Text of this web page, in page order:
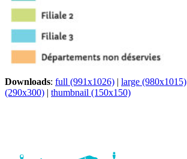
Downloads: full (991x1026) | large (980x1015)
(290x300) | thumbnail (150x150)